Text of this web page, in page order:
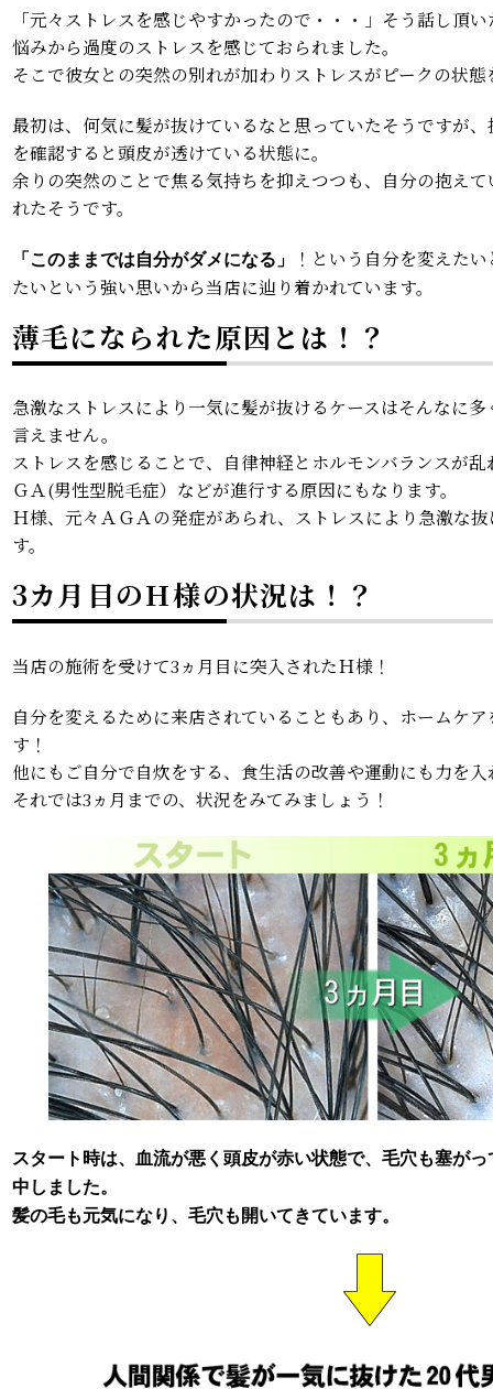
「元々ストレスを感じやすかったので・・・」そう話し頂
悩みから過度のストレスを感じておられました。
そこで彼女との突然の別れが加わりストレスがピークの状態
最初は、何気に髪が抜けているなと思っていたそうですが
を確認すると頭皮が透けている状態に。
余りの突然のことで焦る気持ちを抑えつつも、自分の抱え
れたそうです。
「このままでは自分がダメになる」
！という自分を変えた
たいという強い思いから当店に辿り着かれています。
薄毛になられた原因とは！？
急激なストレスにより一気に髪が抜けるケースはそんなに
言えません。
ストレスを感じることで、自律神経とホルモンバランスが
ＧＡ(男性型脱毛症）などが進行する原因にもなります。
Ｈ様、元々ＡＧＡの発症があられ、ストレスにより急激な
す。
3カ月目のＨ様の状況は！？
当店の施術を受けて3ヵ月目に突入されたＨ様！
自分を変えるために来店されていることもあり、ホームケ
す！
他にもご自分で自炊をする、食生活の改善や運動にも力を
それでは3ヵ月までの、状況をみてみましょう！
スタート時は、血流が悪く頭皮が赤い状態で、毛穴も塞が
中しました。
髪の毛も元気になり、毛穴も開いてきています。